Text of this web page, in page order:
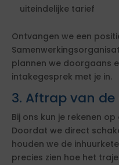
uiteindelijke tarief
Ontvangen we een
plannen we doorgaans
intakegesprek met je in.
3. Aftrap van
Bij ons kun je rekenen
Doordat we direct
houden we de
precies zien hoe het